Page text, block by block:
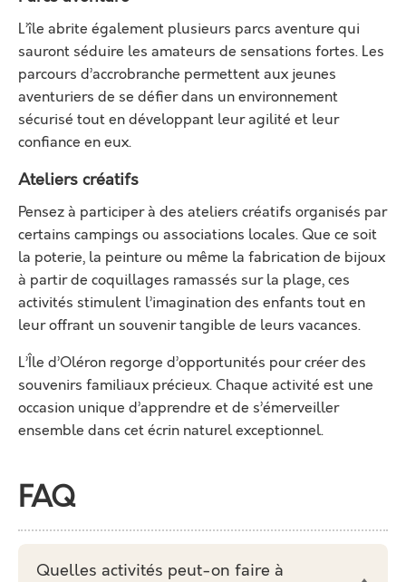
L’île abrite également plusieurs parcs aventure qui
sauront séduire les amateurs de sensations fortes. Les
parcours d’accrobranche permettent aux jeunes
aventuriers de se défier dans un environnement
sécurisé tout en développant leur agilité et leur
confiance en eux.
Ateliers créatifs
Pensez à participer à des ateliers créatifs organisés par
certains campings ou associations locales. Que ce soit
la poterie, la peinture ou même la fabrication de bijoux
à partir de coquillages ramassés sur la plage, ces
activités stimulent l’imagination des enfants tout en
leur offrant un souvenir tangible de leurs vacances.
L’Île d’Oléron regorge d’opportunités pour créer des
souvenirs familiaux précieux. Chaque activité est une
occasion unique d’apprendre et de s’émerveiller
ensemble dans cet écrin naturel exceptionnel.
FAQ
Quelles activités peut-on faire à